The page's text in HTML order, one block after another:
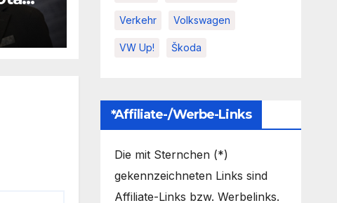
Verkehr Volkswagen
VW Up! Škoda
*Affiliate-/Werbe-Links
Die mit Sternchen (*)
gekennzeichneten Links sind
Affiliate-Links bzw. Werbelinks.